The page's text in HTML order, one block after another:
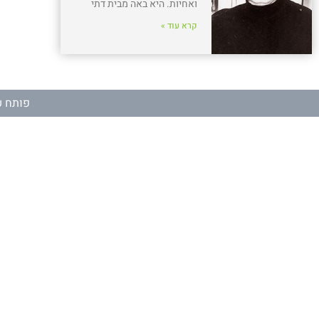
ואחיות. היא באה מבית דתי
קרא עוד »
פותח